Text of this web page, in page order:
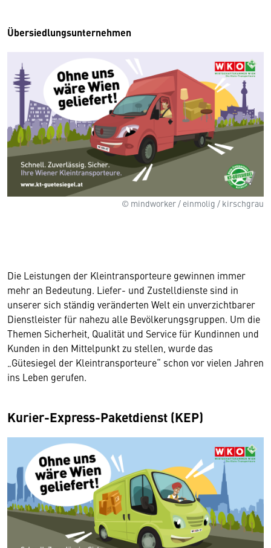
Übersiedlungsunternehmen
© mindworker / einmolig / kirschgrau
Die Leistungen der Kleintransporteure gewinnen immer
mehr an Bedeutung. Liefer- und Zustelldienste sind in
unserer sich ständig veränderten Welt ein unverzichtbarer
Dienstleister für nahezu alle Bevölkerungsgruppen. Um die
Themen Sicherheit, Qualität und Service für Kundinnen und
Kunden in den Mittelpunkt zu stellen, wurde das
„Gütesiegel der Kleintransporteure“ schon vor vielen Jahren
ins Leben gerufen.
Kurier-Express-Paketdienst (KEP)